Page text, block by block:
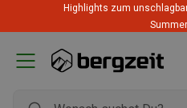
Highlights zum